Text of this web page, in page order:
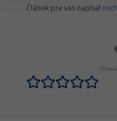
Linux a UNIX
Kybernetická
Elektronický
Video
Článok pre vás napísal